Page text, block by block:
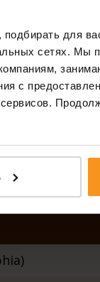
для
сетях.
с
давления
дня